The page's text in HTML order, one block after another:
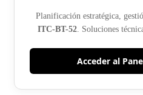
Planificación estratégica,
ITC-BT-52. Soluciones
Acceder al